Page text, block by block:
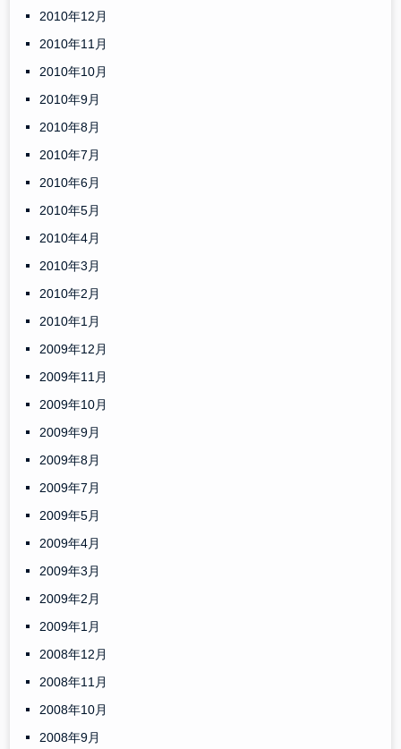
2010年12月
2010年11月
2010年10月
2010年9月
2010年8月
2010年7月
2010年6月
2010年5月
2010年4月
2010年3月
2010年2月
2010年1月
2009年12月
2009年11月
2009年10月
2009年9月
2009年8月
2009年7月
2009年5月
2009年4月
2009年3月
2009年2月
2009年1月
2008年12月
2008年11月
2008年10月
2008年9月